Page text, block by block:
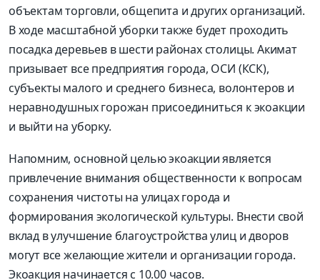
объектам торговли, общепита и других организаций.
В ходе масштабной уборки также будет проходить
посадка деревьев в шести районах столицы. Акимат
призывает все предприятия города, ОСИ (КСК),
субъекты малого и среднего бизнеса, волонтеров и
неравнодушных горожан присоединиться к экоакции
и выйти на уборку.
Напомним, основной целью экоакции является
привлечение внимания общественности к вопросам
сохранения чистоты на улицах города и
формирования экологической культуры. Внести свой
вклад в улучшение благоустройства улиц и дворов
могут все желающие жители и организации города.
Экоакция начинается с 10.00 часов.